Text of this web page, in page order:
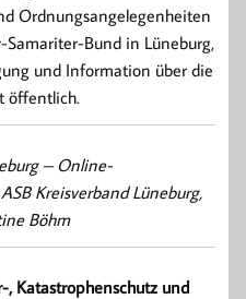
Ordnungsangelegenheiten
Samariter-Bund in Lüneburg,
und Information über die
öffentlich.
–Online-
Kreisverband Lüneburg,
Böhm
, Katastrophenschutz und